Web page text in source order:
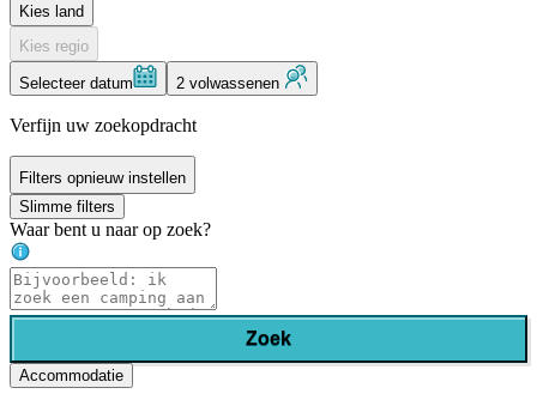
Kies land
Kies regio
Selecteer datum 2 volwassenen
Verfijn uw zoekopdracht
Filters opnieuw instellen
Slimme filters
Waar bent u naar op zoek?
Zoek
Accommodatie